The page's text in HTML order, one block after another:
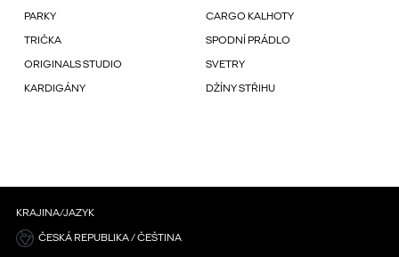
PARKY CARGO KALHOTY
TRIČKA SPODNÍ PRÁDLO
ORIGINALS STUDIO SVETRY
KARDIGÁNY DŽÍNY STŘIHU
KRAJINA/JAZYK
ČESKÁ REPUBLIKA / ČEŠTINA